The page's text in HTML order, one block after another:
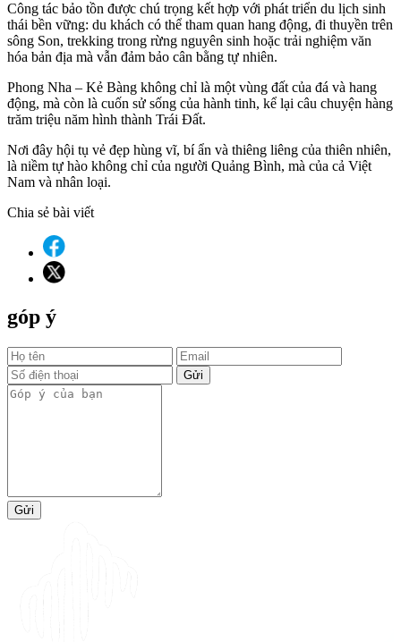
Công tác bảo tồn được chú trọng kết hợp với phát triển du lịch sinh
thái bền vững: du khách có thể tham quan hang động, đi thuyền trên
sông Son, trekking trong rừng nguyên sinh hoặc trải nghiệm văn
hóa bản địa mà vẫn đảm bảo cân bằng tự nhiên.
Phong Nha – Kẻ Bàng không chỉ là một vùng đất của đá và hang
động, mà còn là cuốn sử sống của hành tinh, kể lại câu chuyện hàng
trăm triệu năm hình thành Trái Đất.
Nơi đây hội tụ vẻ đẹp hùng vĩ, bí ẩn và thiêng liêng của thiên nhiên,
là niềm tự hào không chỉ của người Quảng Bình, mà của cả Việt
Nam và nhân loại.
Chia sẻ bài viết
góp ý
Gửi
Gửi